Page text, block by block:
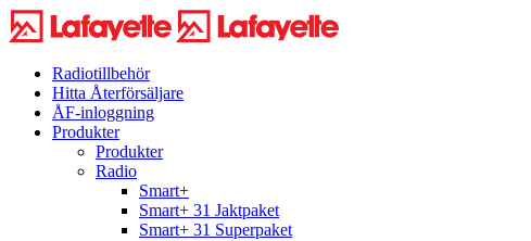
Radiotillbehör
Hitta Återförsäljare
ÅF-inloggning
Produkter
Produkter
Radio
Smart+
Smart+ 31 Jaktpaket
Smart+ 31 Superpaket